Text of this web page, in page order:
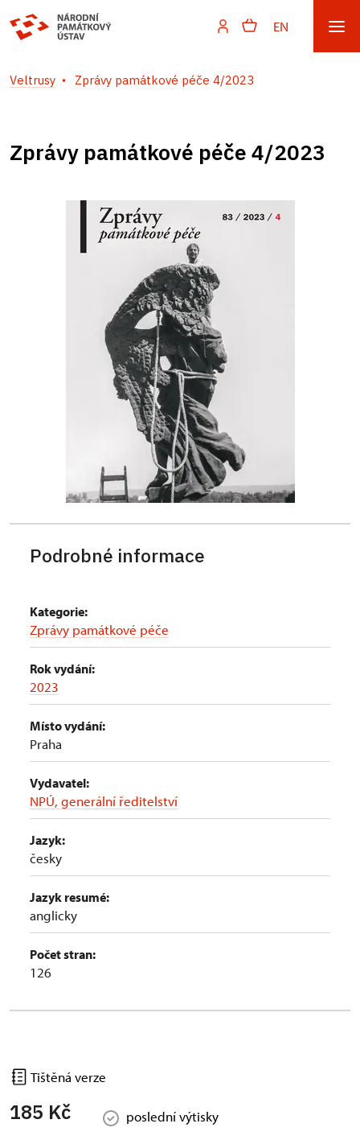
EN
Veltrusy Zprávy památkové péče 4/2023
Zprávy památkové péče 4/2023
Podrobné informace
Kategorie:
Zprávy památkové péče
Rok vydání:
2023
Místo vydání:
Praha
Vydavatel:
NPÚ, generální ředitelství
Jazyk:
česky
Jazyk resumé:
anglicky
Počet stran:
126
Tištěná verze
185 Kč poslední výtisky